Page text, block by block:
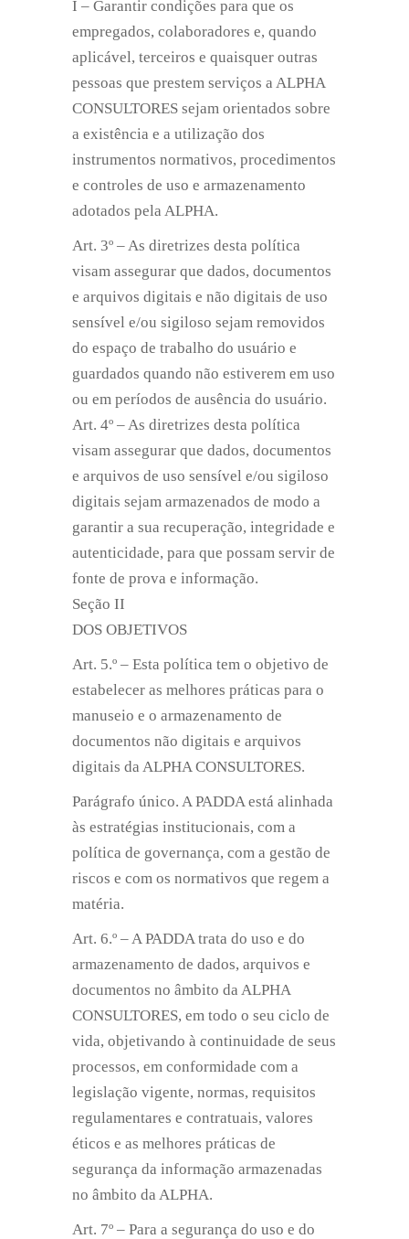
I – Garantir condições para que os
empregados, colaboradores e, quando
aplicável, terceiros e quaisquer outras
pessoas que prestem serviços a ALPHA
CONSULTORES sejam orientados sobre
a existência e a utilização dos
instrumentos normativos, procedimentos
e controles de uso e armazenamento
adotados pela ALPHA.
Art. 3º – As diretrizes desta política
visam assegurar que dados, documentos
e arquivos digitais e não digitais de uso
sensível e/ou sigiloso sejam removidos
do espaço de trabalho do usuário e
guardados quando não estiverem em uso
ou em períodos de ausência do usuário.
Art. 4º – As diretrizes desta política
visam assegurar que dados, documentos
e arquivos de uso sensível e/ou sigiloso
digitais sejam armazenados de modo a
garantir a sua recuperação, integridade e
autenticidade, para que possam servir de
fonte de prova e informação.
Seção II
DOS OBJETIVOS
Art. 5.º – Esta política tem o objetivo de
estabelecer as melhores práticas para o
manuseio e o armazenamento de
documentos não digitais e arquivos
digitais da ALPHA CONSULTORES.
Parágrafo único. A PADDA está alinhada
às estratégias institucionais, com a
política de governança, com a gestão de
riscos e com os normativos que regem a
matéria.
Art. 6.º – A PADDA trata do uso e do
armazenamento de dados, arquivos e
documentos no âmbito da ALPHA
CONSULTORES, em todo o seu ciclo de
vida, objetivando à continuidade de seus
processos, em conformidade com a
legislação vigente, normas, requisitos
regulamentares e contratuais, valores
éticos e as melhores práticas de
segurança da informação armazenadas
no âmbito da ALPHA.
Art. 7º – Para a segurança do uso e do